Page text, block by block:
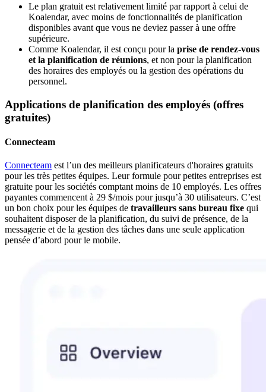
Le plan gratuit est relativement limité par rapport à celui de
Koalendar, avec moins de fonctionnalités de planification
disponibles avant que vous ne deviez passer à une offre
supérieure.
Comme Koalendar, il est conçu pour la prise de rendez-vous
et la planification de réunions, et non pour la planification
des horaires des employés ou la gestion des opérations du
personnel.
Applications de planification des employés (offres
gratuites)
Connecteam
Connecteam est l’un des meilleurs planificateurs d'horaires gratuits
pour les très petites équipes. Leur formule pour petites entreprises est
gratuite pour les sociétés comptant moins de 10 employés. Les offres
payantes commencent à 29 $/mois pour jusqu’à 30 utilisateurs. C’est
un bon choix pour les équipes de travailleurs sans bureau fixe qui
souhaitent disposer de la planification, du suivi de présence, de la
messagerie et de la gestion des tâches dans une seule application
pensée d’abord pour le mobile.